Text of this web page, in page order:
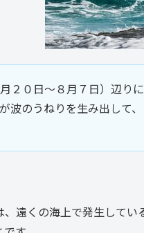
２０日～８月７日）辺り
波のうねりを生み出して
、遠くの海上で発生してい